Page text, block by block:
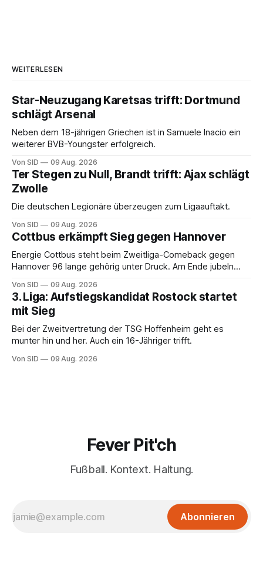
WEITERLESEN
Star-Neuzugang Karetsas trifft: Dortmund
schlägt Arsenal
Neben dem 18-jährigen Griechen ist in Samuele Inacio ein
weiterer BVB-Youngster erfolgreich.
Von SID 09 Aug. 2026
Ter Stegen zu Null, Brandt trifft: Ajax schlägt
Zwolle
Die deutschen Legionäre überzeugen zum Ligaauftakt.
Von SID 09 Aug. 2026
Cottbus erkämpft Sieg gegen Hannover
Energie Cottbus steht beim Zweitliga-Comeback gegen
Hannover 96 lange gehörig unter Druck. Am Ende jubeln
Von SID 09 Aug. 2026
3. Liga: Aufstiegskandidat Rostock startet
mit Sieg
Bei der Zweitvertretung der TSG Hoffenheim geht es
munter hin und her. Auch ein 16-Jähriger trifft.
Von SID 09 Aug. 2026
Fever Pit'ch
Fußball. Kontext. Haltung.
Abonnieren